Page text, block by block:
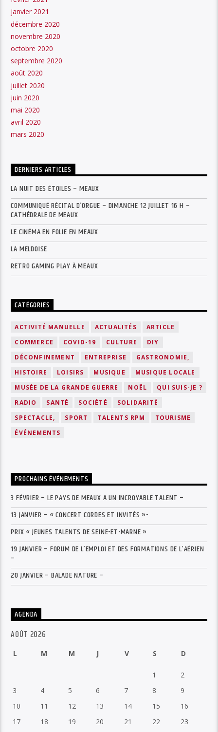
janvier 2021
décembre 2020
novembre 2020
octobre 2020
septembre 2020
août 2020
juillet 2020
juin 2020
mai 2020
avril 2020
mars 2020
DERNIERS ARTICLES
LA NUIT DES ÉTOILES – MEAUX
COMMUNIQUÉ RÉCITAL D’ORGUE – DIMANCHE 12 JUILLET 16 H –
CATHÉDRALE DE MEAUX
LE CINÉMA EN FOLIE EN MEAUX
LA MELDOISE
RETRO GAMING PLAY À MEAUX
CATÉGORIES
ACTIVITÉ MANUELLE ACTUALITÉS
ARTICLE
COMMERCE
COVID-19 CULTURE
DIY
DÉCONFINEMENT
ENTREPRISE
GASTRONOMIE,
HISTOIRE
LOISIRS MUSIQUE
MUSIQUE LOCALE
MUSÉE DE LA GRANDE GUERRE
NOËL
QUI SUIS-JE ?
RADIO
SANTÉ SOCIÉTÉ
SOLIDARITÉ
SPECTACLE,
SPORT TALENTS RPM
TOURISME
ÉVÉNEMENTS
PROCHAINS ÉVÉNEMENTS
3 FÉVRIER – LE PAYS DE MEAUX A UN INCROYABLE TALENT –
13 JANVIER – « CONCERT CORDES ET INVITÉS »-
PRIX « JEUNES TALENTS DE SEINE-ET-MARNE »
19 JANVIER – FORUM DE L’EMPLOI ET DES FORMATIONS DE L’AÉRIEN
–
20 JANVIER – BALADE NATURE –
AGENDA
AOÛT 2026
L M M J V S D
1
2
3
4 5 6 7 8
9
10
11 12 13 14 15
16
17
18 19 20 21 22
23